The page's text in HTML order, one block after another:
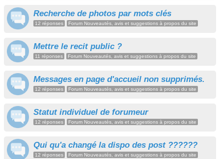
Recherche de photos par mots clés
12 réponses Forum Nouveautés, avis et suggestions à propos du site
Mettre le recit public ?
11 réponses Forum Nouveautés, avis et suggestions à propos du site
Messages en page d'accueil non supprimés.
12 réponses Forum Nouveautés, avis et suggestions à propos du site
Statut individuel de forumeur
12 réponses Forum Nouveautés, avis et suggestions à propos du site
Qui qu'a changé la dispo des post ??????
12 réponses Forum Nouveautés, avis et suggestions à propos du site